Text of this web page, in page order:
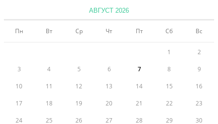
АВГУСТ 2026
Пн Вт Ср Чт Пт Сб Вс
1 2
3 4 5 6 7 8 9
10 11 12 13 14 15 16
17 18 19 20 21 22 23
24 25 26 27 28 29 30